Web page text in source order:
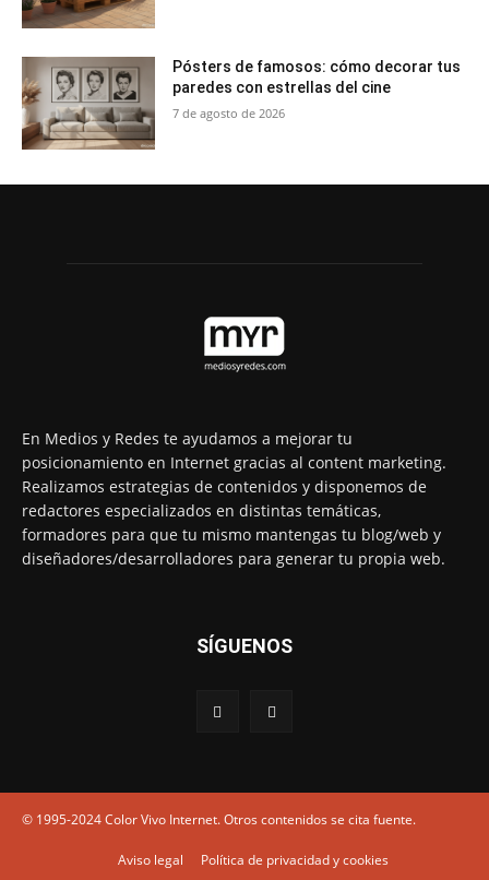
Pósters de famosos: cómo decorar tus
paredes con estrellas del cine
7 de agosto de 2026
En Medios y Redes te ayudamos a mejorar tu
posicionamiento en Internet gracias al content marketing.
Realizamos estrategias de contenidos y disponemos de
redactores especializados en distintas temáticas,
formadores para que tu mismo mantengas tu blog/web y
diseñadores/desarrolladores para generar tu propia web.
SÍGUENOS
© 1995-2024 Color Vivo Internet. Otros contenidos se cita fuente.
Aviso legal Política de privacidad y cookies